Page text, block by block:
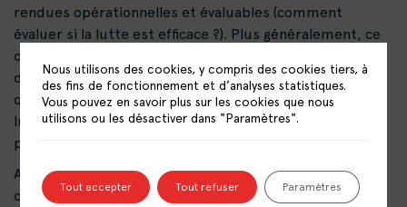
rendues opérationnelles et évaluables (comment
évaluer si la lutte est efficace ?). Plus généralement, ce
constat pose la question de ce que recouvre le terme «
discrimination » tant d’un point de vue juridique
qu’idéologique et pose la question de l’action visant « à
lutter contre », notamment sous l’angle de la
prévention.
Aussi, en cette année de démarrage des nouveaux
contrats de ville, il est apparu essentiel de s’interroger
Nous utilisons des cookies, y compris des cookies tiers, à
des fins de fonctionnement et d’analyses statistiques.
Vous pouvez en savoir plus sur les cookies que nous
utilisons ou les désactiver dans "Paramètres".
Tout accepter Tout refuser Paramètres